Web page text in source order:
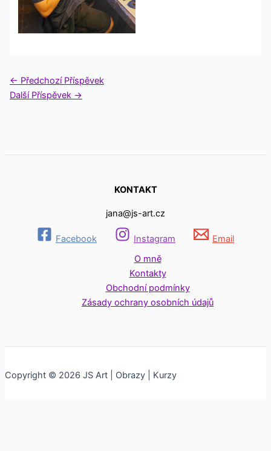
← Předchozí Příspěvek
Další Příspěvek →
KONTAKT
jana@js-art.cz
Facebook Instagram
Email
O mně
Kontakty
Obchodní podmínky
Zásady ochrany osobních údajů
Copyright © 2026 JS Art | Obrazy | Kurzy